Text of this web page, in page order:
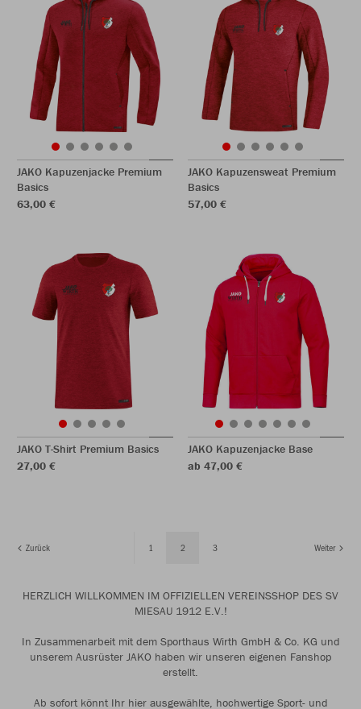
JAKO Kapuzenjacke Premium
Basics
63,00 €
JAKO Kapuzensweat Premium
Basics
57,00 €
JAKO T-Shirt Premium Basics
27,00 €
JAKO Kapuzenjacke Base
ab 47,00 €
Zurück 1 2 3 Weiter
HERZLICH WILLKOMMEN IM OFFIZIELLEN VEREINSSHOP DES SV
MIESAU 1912 E.V.!
In Zusammenarbeit mit dem Sporthaus Wirth GmbH & Co. KG und
unserem Ausrüster JAKO haben wir unseren eigenen Fanshop
erstellt.
Ab sofort könnt Ihr hier ausgewählte, hochwertige Sport- und